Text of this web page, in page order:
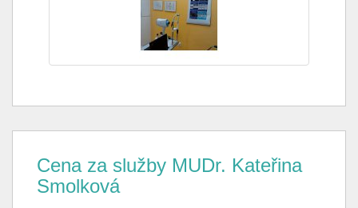
Cena za služby MUDr. Kateřina
Smolková